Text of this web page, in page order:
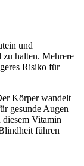
und
zu halten. Mehrere
Risiko für
Körper wandelt
gesunde Augen
Vitamin
führen